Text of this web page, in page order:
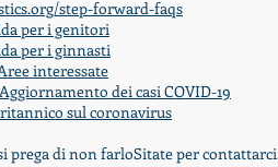
step-forward-faqs
per i genitori
per i ginnasti
interessate
dei casi COVID-19
sul coronavirus
prega di non farloSitate per